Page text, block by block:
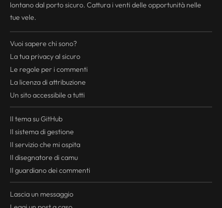
lontano dal porto sicuro. Cattura i venti delle opportunità nelle
tue vele.
Vuoi sapere chi sono?
La tua privacyal sicuro
Le regole per i commenti
La licenza di attribuzione
Un sito accessibile a tutti
Il tema su GitHub
Il sistema di gestione
Il servizio che mi ospita
Il disegnatore di camu
Il guardiano dei commenti
Lascia un messaggio